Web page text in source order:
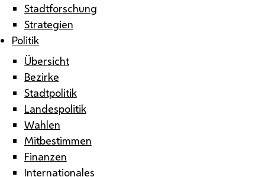
Stadtforschung
Strategien
Politik
Übersicht
Bezirke
Stadtpolitik
Landespolitik
Wahlen
Mitbestimmen
Finanzen
Internationales